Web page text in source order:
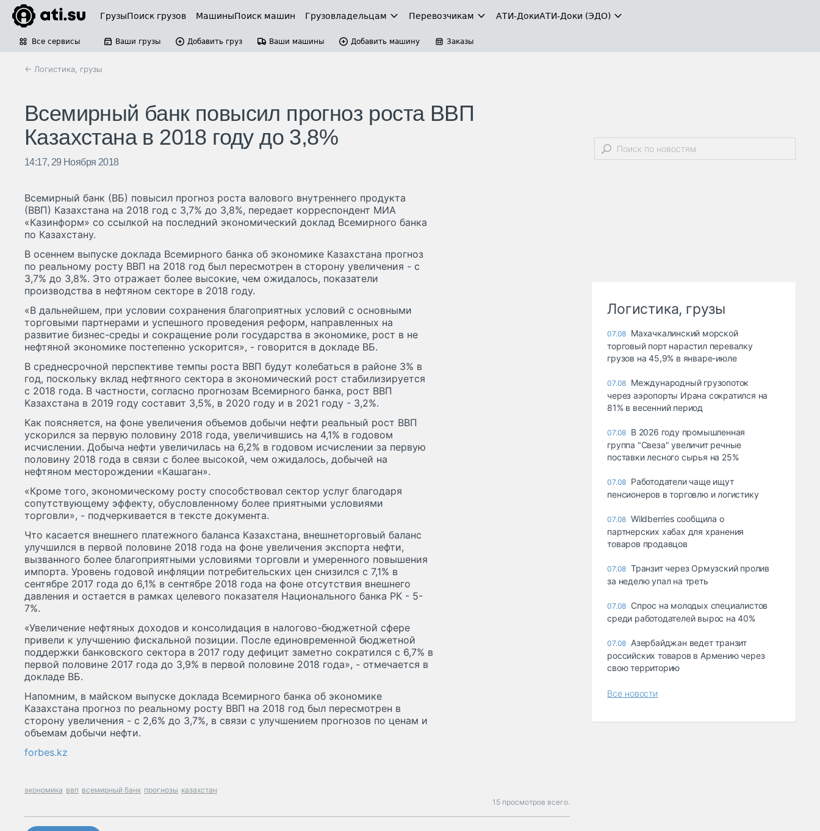
ГрузыПоиск грузов МашиныПоиск машин Грузовладельцам Перевозчикам АТИ-ДокиАТИ-Доки (ЭДО)
Все сервисы Ваши грузы Добавить груз Ваши машины Добавить машину Заказы
← Логистика, грузы
Всемирный банк повысил прогноз роста ВВП
Казахстана в 2018 году до 3,8%
14:17, 29 Ноября 2018
Всемирный банк (ВБ) повысил прогноз роста валового внутреннего продукта
(ВВП) Казахстана на 2018 год с 3,7% до 3,8%, передает корреспондент МИА
«Казинформ» со ссылкой на последний экономический доклад Всемирного банка
по Казахстану.
В осеннем выпуске доклада Всемирного банка об экономике Казахстана прогноз
по реальному росту ВВП на 2018 год был пересмотрен в сторону увеличения - с
3,7% до 3,8%. Это отражает более высокие, чем ожидалось, показатели
производства в нефтяном секторе в 2018 году.
«В дальнейшем, при условии сохранения благоприятных условий с основными
торговыми партнерами и успешного проведения реформ, направленных на
развитие бизнес-среды и сокращение роли государства в экономике, рост в не
нефтяной экономике постепенно ускорится», - говорится в докладе ВБ.
В среднесрочной перспективе темпы роста ВВП будут колебаться в районе 3% в
год, поскольку вклад нефтяного сектора в экономический рост стабилизируется
с 2018 года. В частности, согласно прогнозам Всемирного банка, рост ВВП
Казахстана в 2019 году составит 3,5%, в 2020 году и в 2021 году - 3,2%.
Как поясняется, на фоне увеличения объемов добычи нефти реальный рост ВВП
ускорился за первую половину 2018 года, увеличившись на 4,1% в годовом
исчислении. Добыча нефти увеличилась на 6,2% в годовом исчислении за первую
половину 2018 года в связи с более высокой, чем ожидалось, добычей на
нефтяном месторождении «Кашаган».
«Кроме того, экономическому росту способствовал сектор услуг благодаря
сопутствующему эффекту, обусловленному более приятными условиями
торговли», - подчеркивается в тексте документа.
Что касается внешнего платежного баланса Казахстана, внешнеторговый баланс
улучшился в первой половине 2018 года на фоне увеличения экспорта нефти,
вызванного более благоприятными условиями торговли и умеренного повышения
импорта. Уровень годовой инфляции потребительских цен снизился с 7,1% в
сентябре 2017 года до 6,1% в сентябре 2018 года на фоне отсутствия внешнего
давления и остается в рамках целевого показателя Национального банка РК - 5-
7%.
«Увеличение нефтяных доходов и консолидация в налогово-бюджетной сфере
привели к улучшению фискальной позиции. После единовременной бюджетной
поддержки банковского сектора в 2017 году дефицит заметно сократился с 6,7% в
первой половине 2017 года до 3,9% в первой половине 2018 года», - отмечается в
докладе ВБ.
Напомним, в майском выпуске доклада Всемирного банка об экономике
Казахстана прогноз по реальному росту ВВП на 2018 год был пересмотрен в
сторону увеличения - с 2,6% до 3,7%, в связи с улучшением прогнозов по ценам и
объемам добычи нефти.
forbes.kz
экономика ввп всемирный банк прогнозы казахстан
15 просмотров всего.
Логистика, грузы
07.08 Махачкалинский морской
торговый порт нарастил перевалку
грузов на 45,9% в январе-июле
07.08 Международный грузопоток
через аэропорты Ирана сократился на
81% в весенний период
07.08 В 2026 году промышленная
группа "Свеза" увеличит речные
поставки лесного сырья на 25%
07.08 Работодатели чаще ищут
пенсионеров в торговлю и логистику
07.08 Wildberries сообщила о
партнерских хабах для хранения
товаров продавцов
07.08 Транзит через Ормузский пролив
за неделю упал на треть
07.08 Спрос на молодых специалистов
среди работодателей вырос на 40%
07.08 Азербайджан ведет транзит
российских товаров в Армению через
свою территорию
Все новости